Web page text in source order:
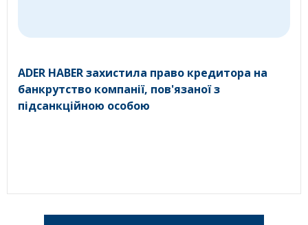
ADER HABER захистила право кредитора на
банкрутство компанії, пов'язаної з
підсанкційною особою